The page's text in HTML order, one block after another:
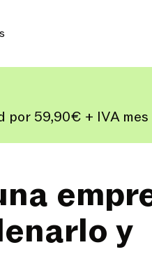
por 59,90€ + IVA mes
y